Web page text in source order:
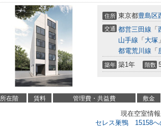
住所 東京都豊島区
交通 都営三田線 「
山手線 「 大塚
都電荒川線 「
築年 築1年 階数
所在階 賃料 管理費・共益費 敷金
現在空室情報
セレス巣鴨 15158へ